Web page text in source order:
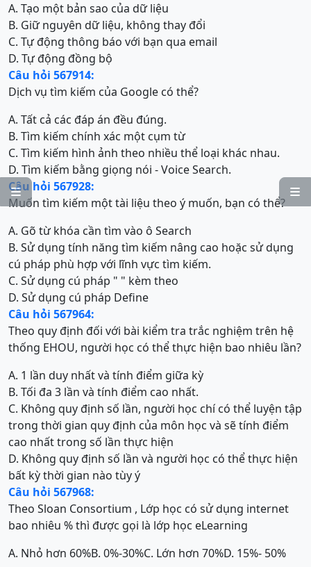


A. Tạo một bản sao của dữ liệu
B. Giữ nguyên dữ liệu, không thay đổi
C. Tự động thông báo với bạn qua email
D. Tự động đồng bộ
Câu hỏi 567914:
Dịch vụ tìm kiếm của Google có thể?
A. Tất cả các đáp án đều đúng.
B. Tìm kiếm chính xác một cụm từ
C. Tìm kiếm hình ảnh theo nhiều thể loại khác nhau.
D. Tìm kiếm bằng giọng nói - Voice Search.
Câu hỏi 567928:
Muốn tìm kiếm một tài liệu theo ý muốn, bạn có thể?
A. Gõ từ khóa cần tìm vào ô Search
B. Sử dụng tính năng tìm kiếm nâng cao hoặc sử dụng
cú pháp phù hợp với lĩnh vực tìm kiếm.
C. Sử dụng cú pháp " " kèm theo
D. Sử dụng cú pháp Define
Câu hỏi 567964:
Theo quy định đối với bài kiểm tra trắc nghiệm trên hệ
thống EHOU, người học có thể thực hiện bao nhiêu lần?
A. 1 lần duy nhất và tính điểm giữa kỳ
B. Tối đa 3 lần và tính điểm cao nhất.
C. Không quy định số lần, người học chí có thể luyện tập
trong thời gian quy định của môn học và sẽ tính điểm
cao nhất trong số lần thực hiện
D. Không quy định số lần và người học có thể thực hiện
bất kỳ thời gian nào tùy ý
Câu hỏi 567968:
Theo Sloan Consortium , Lớp học có sử dụng internet
bao nhiêu % thì được gọi là lớp học eLearning
A. Nhỏ hơn 60%B. 0%-30%C. Lớn hơn 70%D. 15%- 50%